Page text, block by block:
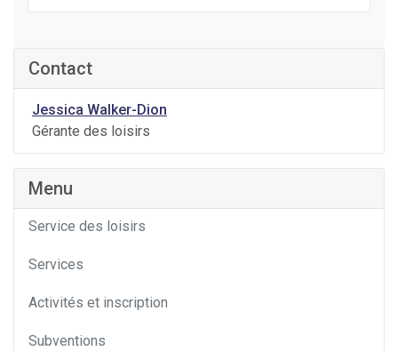
Contact
Jessica Walker-Dion
Gérante des loisirs
Menu
Service des loisirs
Services
Activités et inscription
Subventions